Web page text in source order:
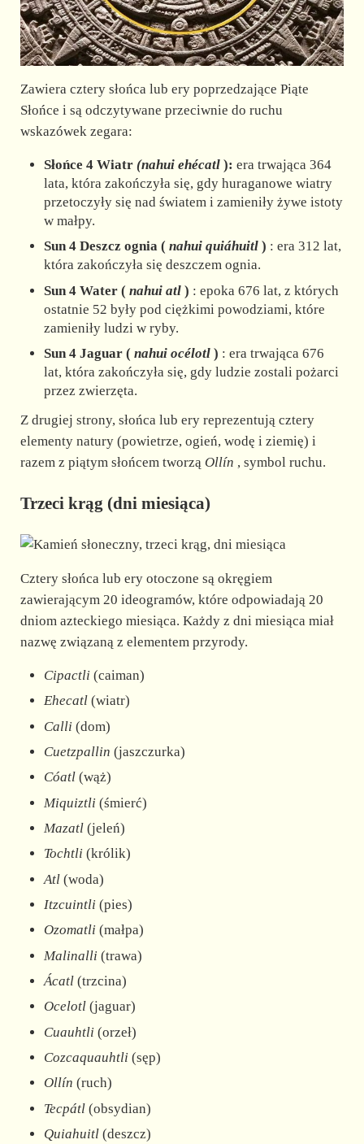
Zawiera cztery słońca lub ery poprzedzające Piąte
Słońce i są odczytywane przeciwnie do ruchu
wskazówek zegara:
Słońce 4 Wiatr(nahui ehécatl ): era trwająca 364
lata, która zakończyła się, gdy huraganowe wiatry
przetoczyły się nad światem i zamieniły żywe istoty
w małpy.
Sun 4 Deszcz ognia (nahui quiáhuitl ) : era 312 lat,
która zakończyła się deszczem ognia.
Sun 4 Water (nahui atl ) : epoka 676 lat, z których
ostatnie 52 były pod ciężkimi powodziami, które
zamieniły ludzi w ryby.
Sun 4 Jaguar (nahui océlotl ) : era trwająca 676
lat, która zakończyła się, gdy ludzie zostali pożarci
przez zwierzęta.
Z drugiej strony, słońca lub ery reprezentują cztery
elementy natury (powietrze, ogień, wodę i ziemię) i
razem z piątym słońcem tworzą Ollín , symbol ruchu.
Trzeci krąg (dni miesiąca)
Cztery słońca lub ery otoczone są okręgiem
zawierającym 20 ideogramów, które odpowiadają 20
dniom azteckiego miesiąca. Każdy z dni miesiąca miał
nazwę związaną z elementem przyrody.
Cipactli (caiman)
Ehecatl (wiatr)
Calli (dom)
Cuetzpallin (jaszczurka)
Cóatl (wąż)
Miquiztli (śmierć)
Mazatl (jeleń)
Tochtli (królik)
Atl (woda)
Itzcuintli (pies)
Ozomatli (małpa)
Malinalli (trawa)
Ácatl (trzcina)
Ocelotl (jaguar)
Cuauhtli (orzeł)
Cozcaquauhtli (sęp)
Ollín (ruch)
Tecpátl (obsydian)
Quiahuitl (deszcz)